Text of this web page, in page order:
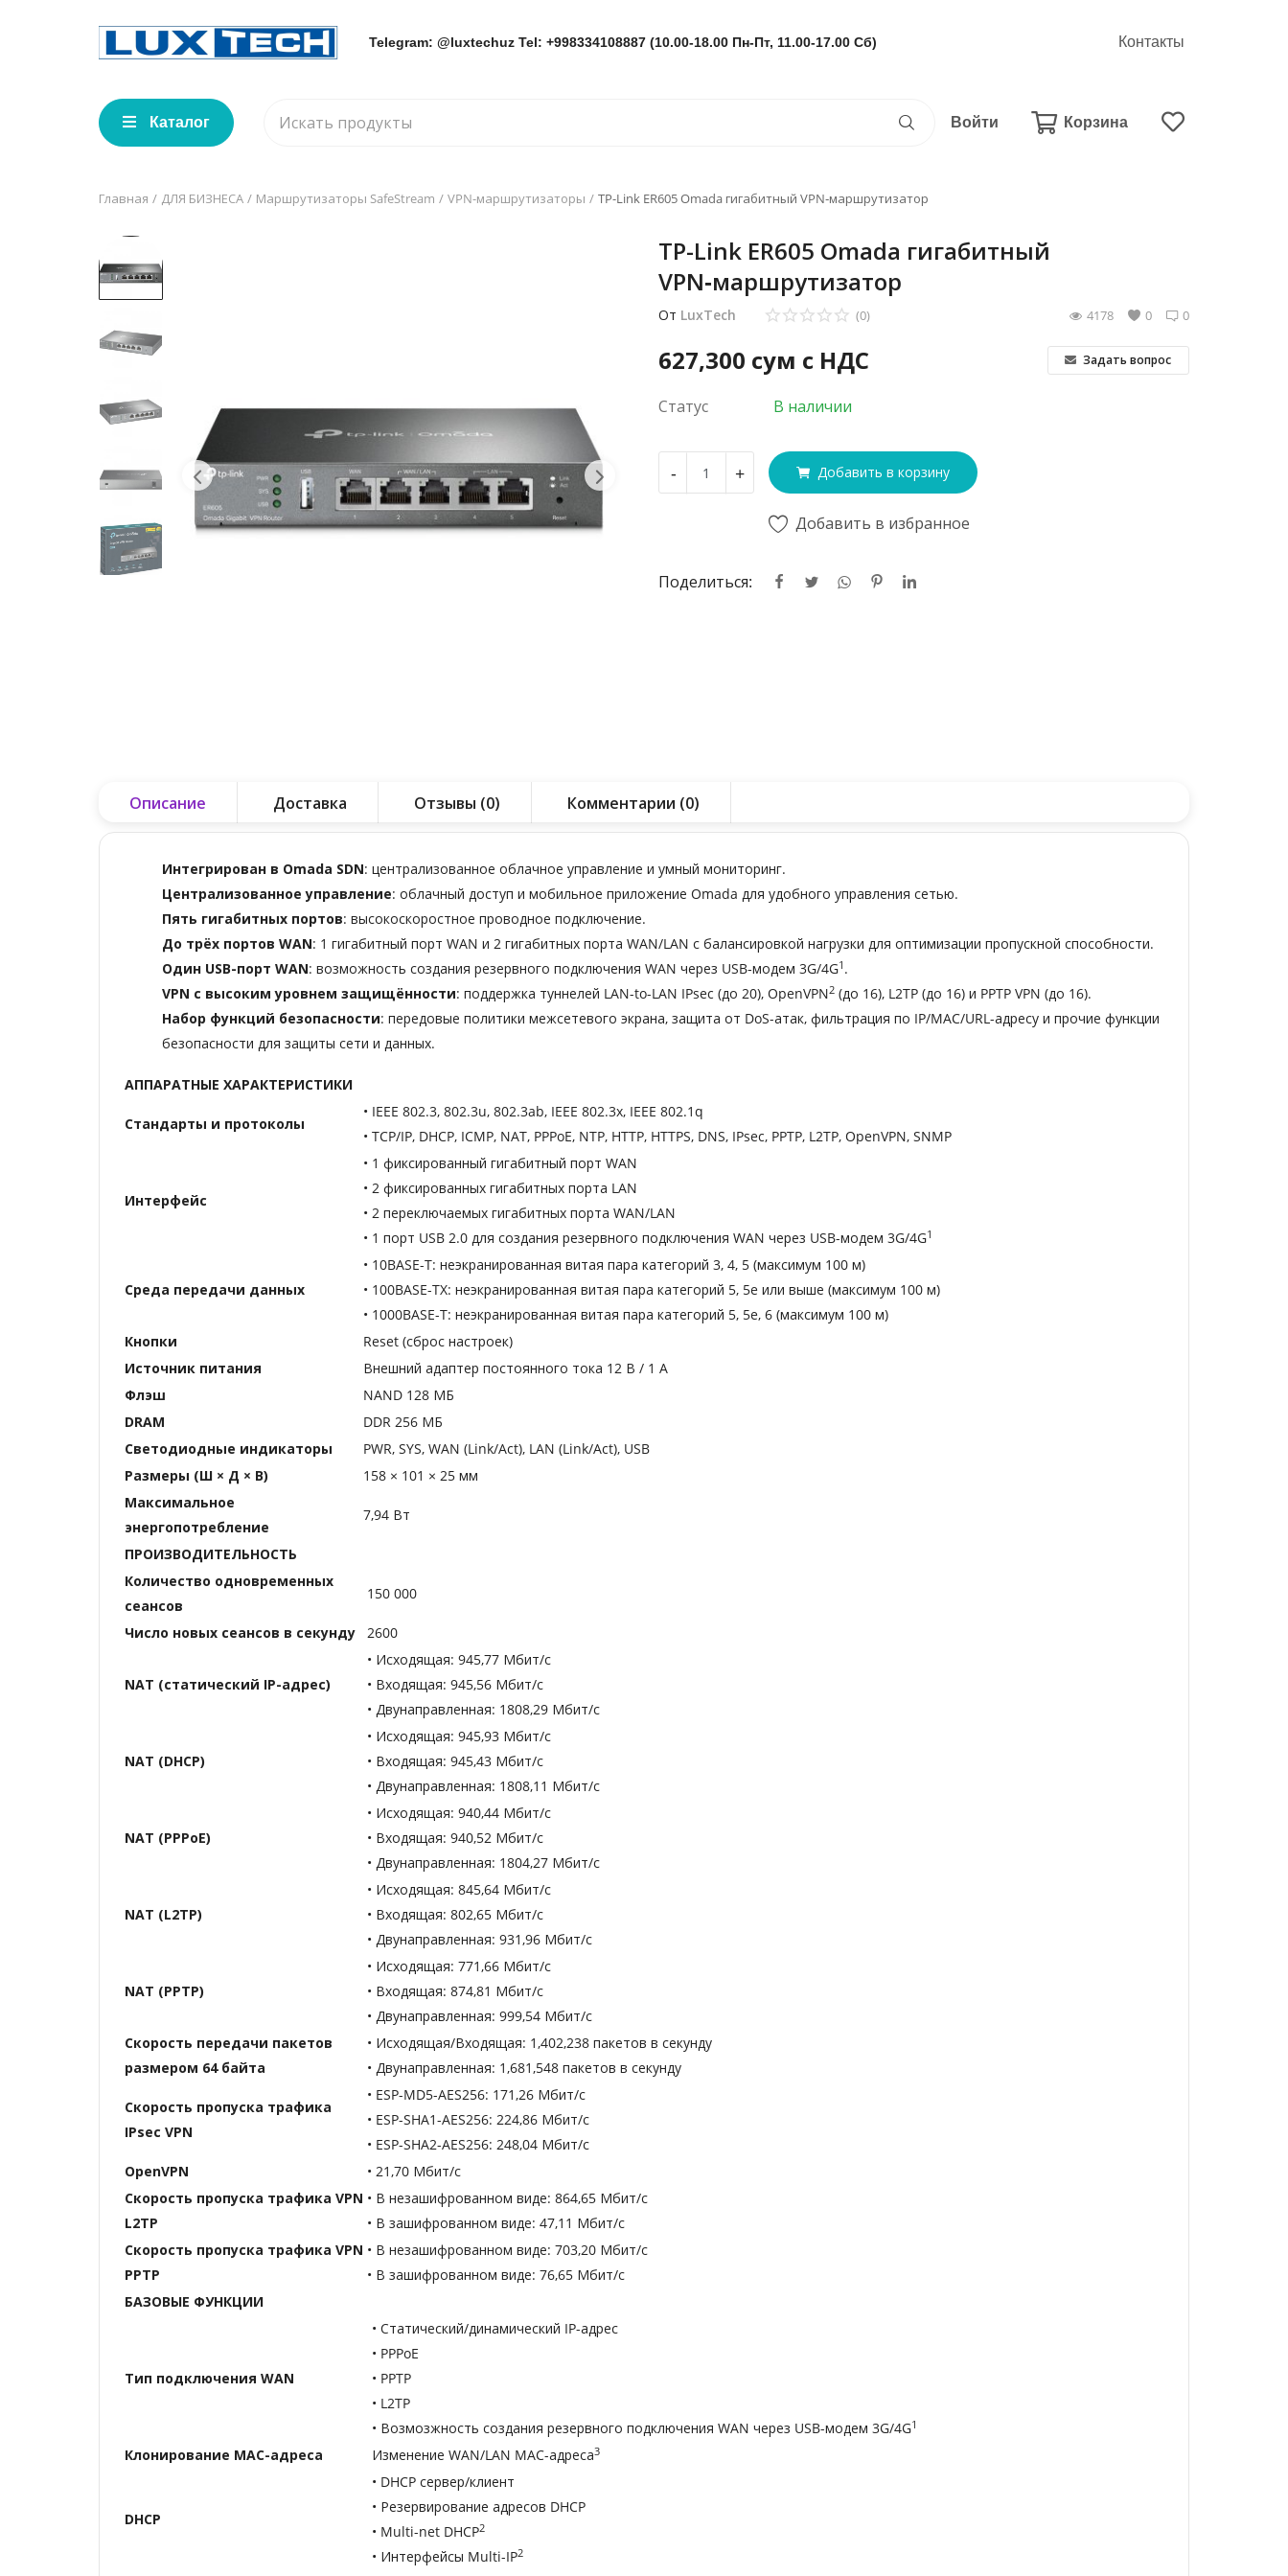
Telegram: @luxtechuz Tel: +998334108887 (10.00-18.00 Пн-Пт, 11.00-17.00 Сб) Контакты
Каталог Войти Корзина
Главная ДЛЯ БИЗНЕСА Маршрутизаторы SafeStream VPN-маршрутизаторы TP-Link ER605 Omada гигабитный VPN‑маршрутизатор
TP-Link ER605 Omada гигабитный
VPN‑маршрутизатор
От LuxTech 0
(0) 0
4178
627,300 сум с НДС Задать вопрос
Статус В наличии
- + Добавить в корзину
Добавить в избранное
Поделиться:
Описание Доставка Отзывы (0) Комментарии (0)
Интегрирован в Omada SDN: централизованное облачное управление и умный мониторинг.
Централизованное управление: облачный доступ и мобильное приложение Omada для удобного управления сетью.
Пять гигабитных портов: высокоскоростное проводное подключение.
До трёх портов WAN: 1 гигабитный порт WAN и 2 гигабитных порта WAN/LAN с балансировкой нагрузки для оптимизации пропускной способности.
Один USB-порт WAN: возможность создания резервного подключения WAN через USB‑модем 3G/4G1 .
VPN с высоким уровнем защищённости: поддержка туннелей LAN-to-LAN IPsec (до 20), OpenVPN2 (до 16), L2TP (до 16) и PPTP VPN (до 16).
Набор функций безопасности: передовые политики межсетевого экрана, защита от DoS-атак, фильтрация по IP/MAC/URL-адресу и прочие функции
безопасности для защиты сети и данных.
АППАРАТНЫЕ ХАРАКТЕРИСТИКИ
Стандарты и протоколы
• IEEE 802.3, 802.3u, 802.3ab, IEEE 802.3x, IEEE 802.1q
• TCP/IP, DHCP, ICMP, NAT, PPPoE, NTP, HTTP, HTTPS, DNS, IPsec, PPTP, L2TP, OpenVPN, SNMP
Интерфейс
• 1 фиксированный гигабитный порт WAN
• 2 фиксированных гигабитных порта LAN
• 2 переключаемых гигабитных порта WAN/LAN
• 1 порт USB 2.0 для создания резервного подключения WAN через USB-модем 3G/4G1
Среда передачи данных
• 10BASE-T: неэкранированная витая пара категорий 3, 4, 5 (максимум 100 м)
• 100BASE-TX: неэкранированная витая пара категорий 5, 5e или выше (максимум 100 м)
• 1000BASE-T: неэкранированная витая пара категорий 5, 5e, 6 (максимум 100 м)
Кнопки
Reset (сброс настроек)
Источник питания
Внешний адаптер постоянного тока 12 В / 1 А
Флэш
NAND 128 МБ
DRAM
DDR 256 МБ
Светодиодные индикаторы
PWR, SYS, WAN (Link/Act), LAN (Link/Act), USB
Размеры (Ш × Д × В)
158 × 101 × 25 мм
Максимальное
энергопотребление
7,94 Вт
ПРОИЗВОДИТЕЛЬНОСТЬ
Количество одновременных
сеансов
150 000
Число новых сеансов в секунду 2600
NAT (статический IP-адрес)
• Исходящая: 945,77 Мбит/с
• Входящая: 945,56 Мбит/с
• Двунаправленная: 1808,29 Мбит/с
NAT (DHCP)
• Исходящая: 945,93 Мбит/с
• Входящая: 945,43 Мбит/с
• Двунаправленная: 1808,11 Мбит/с
NAT (PPPoE)
• Исходящая: 940,44 Мбит/с
• Входящая: 940,52 Мбит/с
• Двунаправленная: 1804,27 Мбит/с
NAT (L2TP)
• Исходящая: 845,64 Мбит/с
• Входящая: 802,65 Мбит/с
• Двунаправленная: 931,96 Мбит/с
NAT (PPTP)
• Исходящая: 771,66 Мбит/с
• Входящая: 874,81 Мбит/с
• Двунаправленная: 999,54 Мбит/с
Скорость передачи пакетов
размером 64 байта
• Исходящая/Входящая: 1,402,238 пакетов в секунду
• Двунаправленная: 1,681,548 пакетов в секунду
Скорость пропуска трафика
IPsec VPN
• ESP-MD5-AES256: 171,26 Мбит/с
• ESP-SHA1-AES256: 224,86 Мбит/с
• ESP-SHA2-AES256: 248,04 Мбит/с
OpenVPN
• 21,70 Мбит/с
Скорость пропуска трафика VPN
L2TP
• В незашифрованном виде: 864,65 Мбит/с
• В зашифрованном виде: 47,11 Мбит/с
Скорость пропуска трафика VPN
PPTP
• В незашифрованном виде: 703,20 Мбит/с
• В зашифрованном виде: 76,65 Мбит/с
БАЗОВЫЕ ФУНКЦИИ
Тип подключения WAN
• Статический/динамический IP-адрес
• PPPoE
• PPTP
• L2TP
• Возмозжность создания резервного подключения WAN через USB-модем 3G/4G1
Клонирование MAC-адреса Изменение WAN/LAN MAC-адреса3
DHCP
• DHCP сервер/клиент
• Резервирование адресов DHCP
• Multi-net DHCP2
• Интерфейсы Multi-IP2